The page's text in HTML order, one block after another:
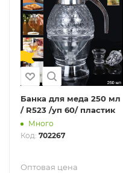
Банка для меда 250 мл
/ R523 /уп 60/ пластик
Много
Код: 702267
Оптовая цена